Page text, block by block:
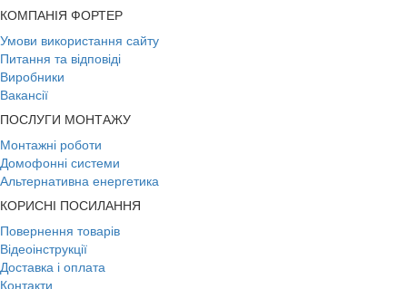
КОМПАНІЯ ФОРТЕР
Умови використання сайту
Питання та відповіді
Виробники
Вакансії
ПОСЛУГИ МОНТАЖУ
Монтажні роботи
Домофонні системи
Альтернативна енергетика
КОРИСНІ ПОСИЛАННЯ
Повернення товарів
Відеоінструкції
Доставка і оплата
Контакти